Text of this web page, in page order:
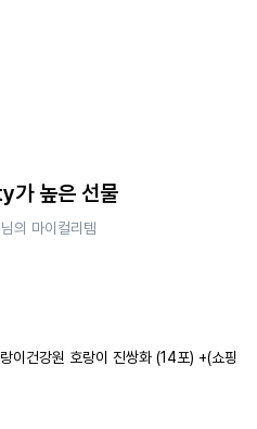
높은 선물
님의 마이컬리템
이건강원 호랑이 진쌍화 (14포) +(쇼핑